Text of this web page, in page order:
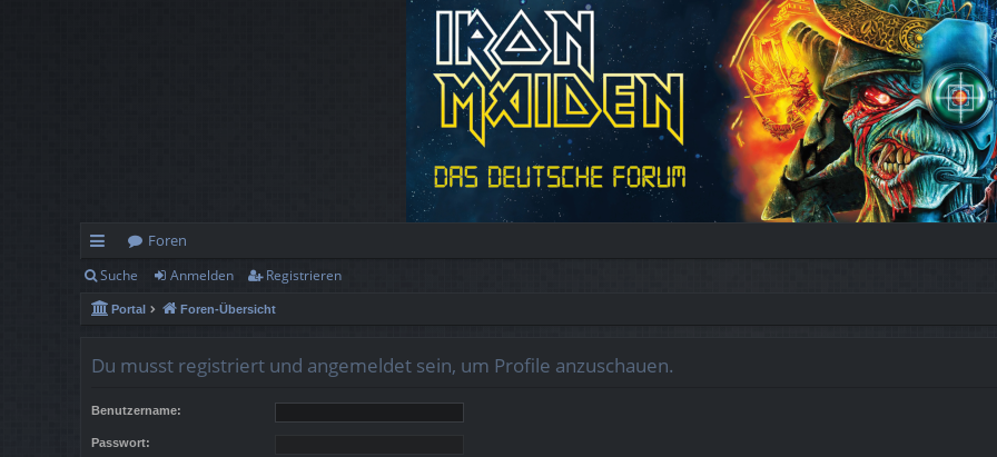
ch
ne
Foren
Suche Anmelden Registrieren
Portal Foren-Übersicht
Du musst registriert und angemeldet sein, um Profile anzuschauen.
Benutzername:
Passwort: